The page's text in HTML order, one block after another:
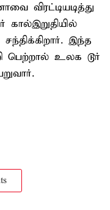
விரட்டியடித்து
கால்இறுதியில்
இந்த
பெற்றால் உலக டூர்